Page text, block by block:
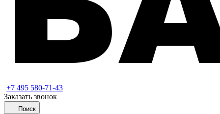
+7 495 580-71-43
Заказать звонок
Поиск